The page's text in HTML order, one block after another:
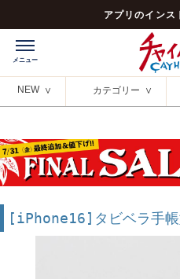
アプリのインス
NEW カテゴリー
[iPhone16]タビベラ手帳